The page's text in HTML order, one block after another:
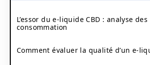
L’essor du e-liquide CBD : analyse
consommation
Comment évaluer la qualité d’un e-